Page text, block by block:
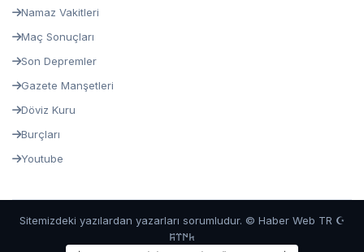
Namaz Vakitleri
Maç Sonuçları
Son Depremler
Gazete Manşetleri
Döviz Kuru
Burçları
Youtube
Sitemizdeki yazılardan yazarları sorumludur. © Haber Web TR ☪
𐱅𐰇𐰼𐰰